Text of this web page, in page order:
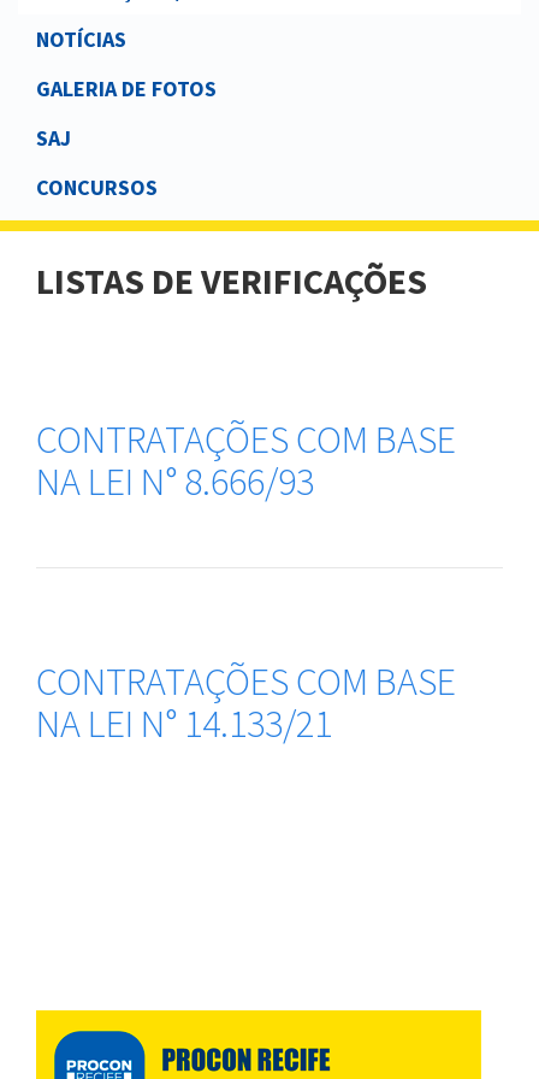
NOTÍCIAS
GALERIA DE FOTOS
SAJ
CONCURSOS
LISTAS DE VERIFICAÇÕES
CONTRATAÇÕES COM BASE
NA LEI N° 8.666/93
CONTRATAÇÕES COM BASE
NA LEI N° 14.133/21